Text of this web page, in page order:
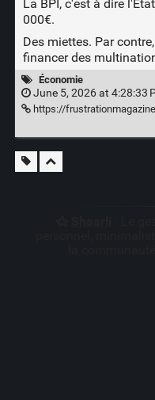
La BPI, c'est à dire
000€.
Des miettes. Par
financer des
Économie
June 5, 2026 at 4:28:33
https://frustrationmagazine.fr/